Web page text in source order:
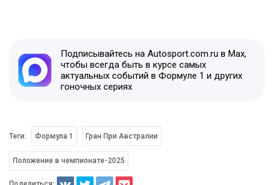
Подписывайтесь на Autosport.com.ru в Max,
чтобы всегда быть в курсе самых
актуальных событий в Формуле 1 и других
гоночных сериях
Теги: Формула 1 Гран При Австралии
Положение в чемпионате-2025